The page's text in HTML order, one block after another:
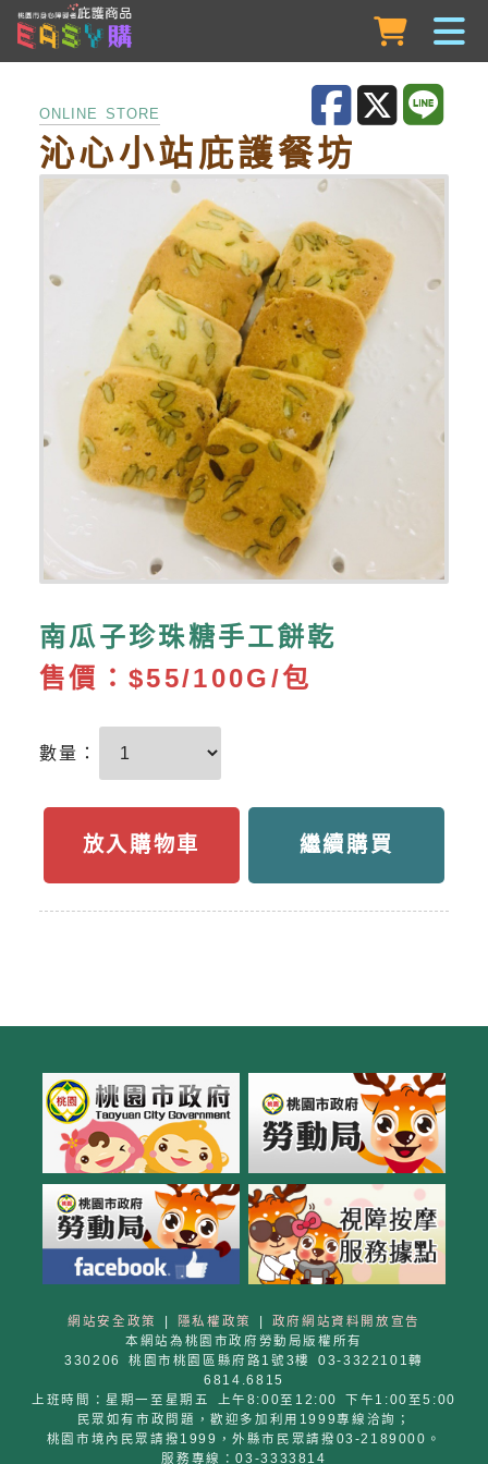
跳到主要內容
ONLINE STORE
沁心小站庇護餐坊
南瓜子珍珠糖手工餅乾
售價： $55/100G/包
數量：
放入購物車 繼續購買
網站安全政策 隱私權政策
政府網站資料開放宣告
本網站為桃園市政府勞動局版權所有
330206 桃園市桃園區縣府路1號3樓 03-3322101轉
6814.6815
上班時間：星期一至星期五 上午8:00至12:00 下午1:00至5:00
民眾如有市政問題，歡迎多加利用1999專線洽詢；
桃園市境內民眾請撥1999，外縣市民眾請撥03-2189000。
服務專線：03-3333814